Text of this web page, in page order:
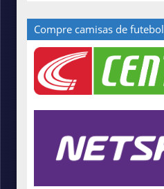
Compre camisas de futebol